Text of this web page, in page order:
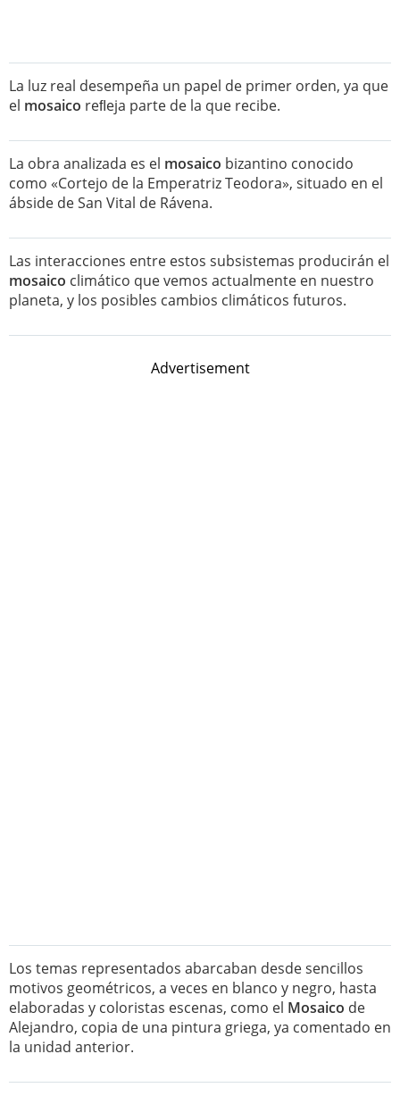
La luz real desempeña un papel de primer orden, ya que
el mosaico reﬂeja parte de la que recibe.
La obra analizada es el mosaico bizantino conocido
como «Cortejo de la Emperatriz Teodora», situado en el
ábside de San Vital de Rávena.
Las interacciones entre estos subsistemas producirán el
mosaico climático que vemos actualmente en nuestro
planeta, y los posibles cambios climáticos futuros.
Advertisement
Los temas representados abarcaban desde sencillos
motivos geométricos, a veces en blanco y negro, hasta
elaboradas y coloristas escenas, como el Mosaico de
Alejandro, copia de una pintura griega, ya comentado en
la unidad anterior.